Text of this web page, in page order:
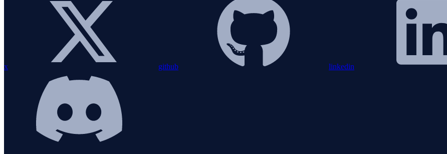
Anomaly detection
x github linkedin